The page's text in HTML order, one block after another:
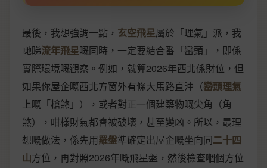
最後，我想強調一點， 玄空飛星屬於「理氣」派，我
哋睇流年飛星嘅同時，一定要結合番「巒頭」，即係
實際環境嘅觀察。例如，就算2026年西北係財位，但
如果你屋企嘅西北方窗外有條大馬路直沖（巒頭理氣
上嘅「槍煞」），或者對正一個建築物嘅尖角（角
煞），咁樣財氣都會被破壞，甚至變凶。所以，最理
想嘅做法，係先用羅盤準確定出屋企嘅坐向同二十四
山方位，再對照2026年嘅飛星盤，然後檢查嗰個方位